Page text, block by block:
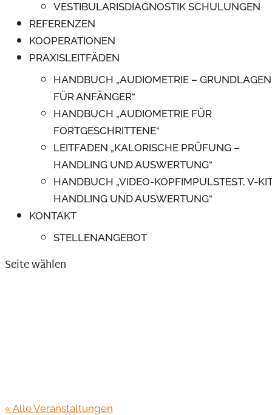
VESTIBULARISDIAGNOSTIK SCHULUNGEN
REFERENZEN
KOOPERATIONEN
PRAXISLEITFÄDEN
HANDBUCH „AUDIOMETRIE – GRUNDLAGEN
FÜR ANFÄNGER“
HANDBUCH „AUDIOMETRIE FÜR
FORTGESCHRITTENE“
LEITFADEN „KALORISCHE PRÜFUNG –
HANDLING UND AUSWERTUNG“
HANDBUCH „VIDEO-KOPFIMPULSTEST, V-
HANDLING UND AUSWERTUNG“
KONTAKT
STELLENANGEBOT
Seite wählen
« Alle Veranstaltungen